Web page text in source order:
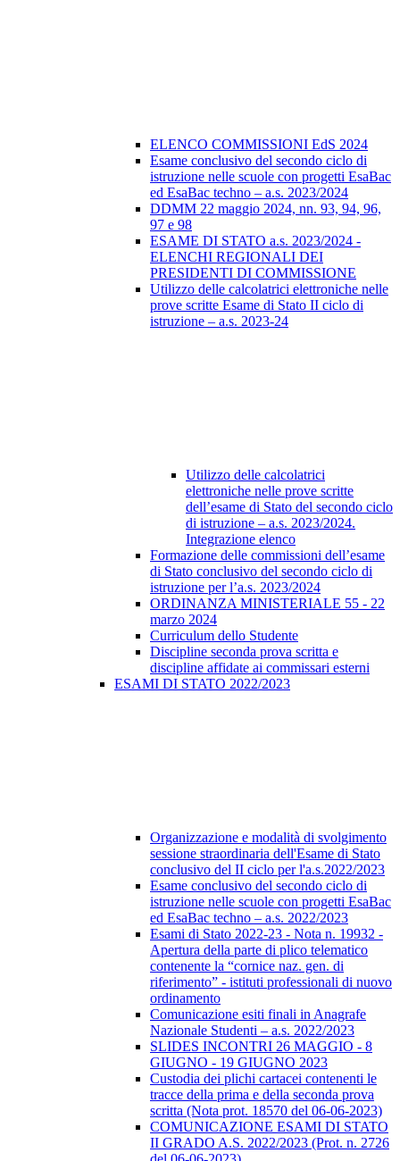
ELENCO COMMISSIONI EdS 2024
Esame conclusivo del secondo ciclo di
istruzione nelle scuole con progetti EsaBac
ed EsaBac techno – a.s. 2023/2024
DDMM 22 maggio 2024, nn. 93, 94, 96,
97 e 98
ESAME DI STATO a.s. 2023/2024 -
ELENCHI REGIONALI DEI
PRESIDENTI DI COMMISSIONE
Utilizzo delle calcolatrici elettroniche nelle
prove scritte Esame di Stato II ciclo di
istruzione – a.s. 2023-24
Utilizzo delle calcolatrici
elettroniche nelle prove scritte
dell’esame di Stato del secondo ciclo
di istruzione – a.s. 2023/2024.
Integrazione elenco
Formazione delle commissioni dell’esame
di Stato conclusivo del secondo ciclo di
istruzione per l’a.s. 2023/2024
ORDINANZA MINISTERIALE 55 - 22
marzo 2024
Curriculum dello Studente
Discipline seconda prova scritta e
discipline affidate ai commissari esterni
ESAMI DI STATO 2022/2023
Organizzazione e modalità di svolgimento
sessione straordinaria dell'Esame di Stato
conclusivo del II ciclo per l'a.s.2022/2023
Esame conclusivo del secondo ciclo di
istruzione nelle scuole con progetti EsaBac
ed EsaBac techno – a.s. 2022/2023
Esami di Stato 2022-23 - Nota n. 19932 -
Apertura della parte di plico telematico
contenente la “cornice naz. gen. di
riferimento” - istituti professionali di nuovo
ordinamento
Comunicazione esiti finali in Anagrafe
Nazionale Studenti – a.s. 2022/2023
SLIDES INCONTRI 26 MAGGIO - 8
GIUGNO - 19 GIUGNO 2023
Custodia dei plichi cartacei contenenti le
tracce della prima e della seconda prova
scritta (Nota prot. 18570 del 06-06-2023)
COMUNICAZIONE ESAMI DI STATO
II GRADO A.S. 2022/2023 (Prot. n. 2726